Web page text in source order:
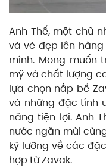
Anh Thế, một chủ
và vẻ đẹp lên
mình. Mong muốn
mỹ và chất lượng
lựa chọn nắp bể
và những đặc tính
năng tiện lợi. Anh
nước ngăn mùi
kỹ lưỡng về các
hợp từ Zavak.